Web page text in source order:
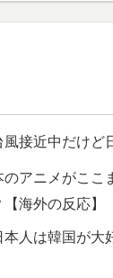
接近中だけど
のアニメがここ
海外の反応】
本人は韓国が大